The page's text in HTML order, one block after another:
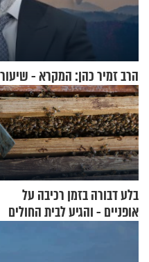
הרב זמיר כהן: המקרא -
בלע דבורה בזמן רכיבה על
אופניים - והגיע לבית החולים